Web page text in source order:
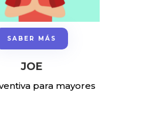
SABER MÁS
JOE
para mayores